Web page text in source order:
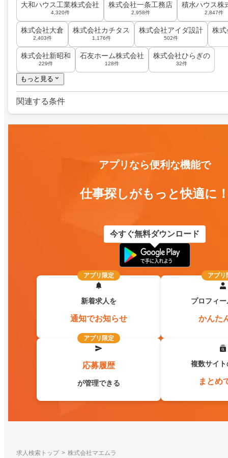
大和ハウス工業株式会社
4,320件
株式会社一条工務店
2,958件
積水ハウス株
2,847件
株式会社大倉
2,403件
株式会社カチタス
1,176件
株式会社アイダ設計
502件
株式
株式会社新昭和
229件
石友ホーム株式会社
128件
株式会社ひらぎの
32件
もっと見る
関連する条件
アプリなら便利な機能で
仕事探しがもっと快適に
今すぐ無料ダウンロード
アプリ限定
新着求人を
通知でお知らせ
アプリ
プロフィ
かんた
アプリ限定
応募履歴
が管理できる
複数サイ
まとめ
求人検索トップ 株式会社マエムラ